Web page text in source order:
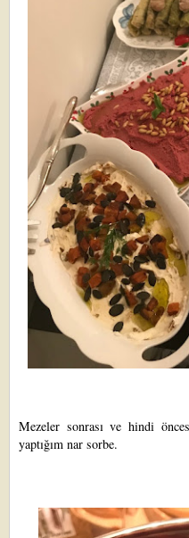
Mezeler sonrası ve hindi
yaptığım nar sorbe.